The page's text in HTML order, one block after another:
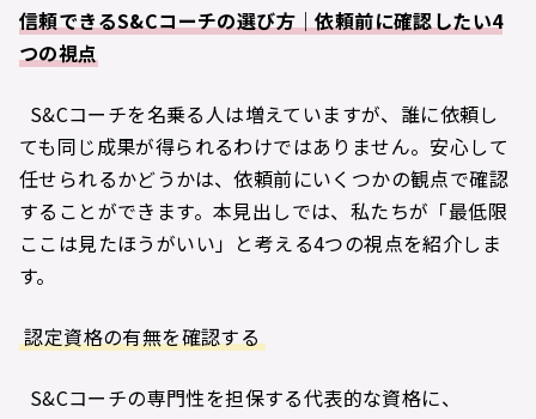
信頼できるS&Cコーチの選び方｜依頼前に確認したい4
つの視点
S&Cコーチを名乗る人は増えていますが、誰に依頼し
ても同じ成果が得られるわけではありません。安心して
任せられるかどうかは、依頼前にいくつかの観点で確認
することができます。本見出しでは、私たちが「最低限
ここは見たほうがいい」と考える4つの視点を紹介しま
す。
認定資格の有無を確認する
S&Cコーチの専門性を担保する代表的な資格に、